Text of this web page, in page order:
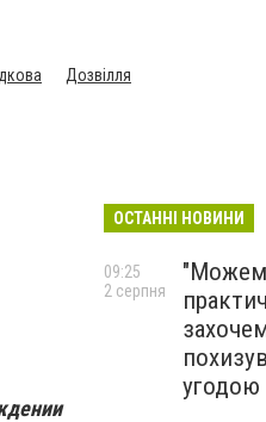
Дозвілля
ОСТАННІ НОВИНИ
угодою
09:25
2 серпня